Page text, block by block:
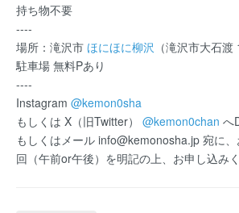
持ち物不要
----
場所：滝沢市 ほにほに柳沢 （滝沢市大石
駐車場 無料Pあり
----
Instagram @kemon0sha
もしくは X（旧Twitter） @kemon0chan へ
もしくはメール info@kemonosha.jp 宛に
回（午前or午後）を明記の上、お申し込みく